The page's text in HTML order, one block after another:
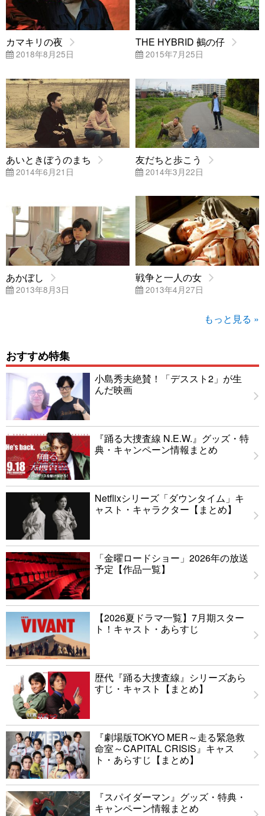
カマキリの夜
2018年8月25日
THE HYBRID 鵺の仔
2015年7月25日
あいときぼうのまち
2014年6月21日
友だちと歩こう
2014年3月22日
あかぼし
2013年8月3日
戦争と一人の女
2013年4月27日
もっと見る »
おすすめ特集
小島秀夫絶賛！「デススト2」が生
んだ映画
『踊る大捜査線 N.E.W.』グッズ・特
典・キャンペーン情報まとめ
Netflixシリーズ「ダウンタイム」キ
ャスト・キャラクター【まとめ】
「金曜ロードショー」2026年の放送
予定【作品一覧】
【2026夏ドラマ一覧】7月期スター
ト！キャスト・あらすじ
歴代『踊る大捜査線』シリーズあら
すじ・キャスト【まとめ】
『劇場版TOKYO MER～走る緊急救
命室～CAPITAL CRISIS』キャス
ト・あらすじ【まとめ】
『スパイダーマン』グッズ・特典・
キャンペーン情報まとめ